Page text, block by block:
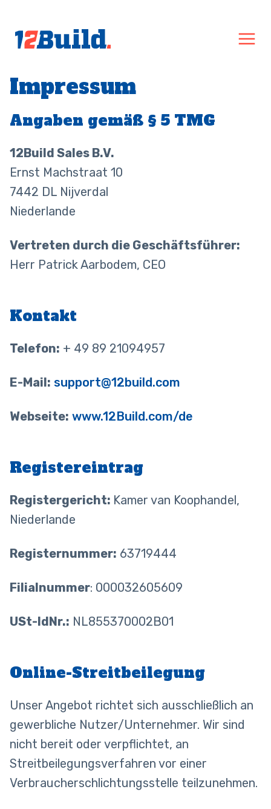
Impressum
Angaben gemäß § 5 TMG
12Build Sales B.V.
Ernst Machstraat 10
7442 DL Nijverdal
Niederlande
Vertreten durch die Geschäftsführer:
Herr Patrick Aarbodem, CEO
Kontakt
Telefon: + 49 89 21094957
E-Mail: support@12build.com
Webseite: www.12Build.com/de
Registereintrag
Registergericht: Kamer van Koophandel,
Niederlande
Registernummer: 63719444
Filialnummer: 000032605609
USt-IdNr.: NL855370002B01
Online-Streitbeilegung
Unser Angebot richtet sich ausschließlich an
gewerbliche Nutzer/Unternehmer. Wir sind
nicht bereit oder verpflichtet, an
Streitbeilegungsverfahren vor einer
Verbraucherschlichtungsstelle teilzunehmen.